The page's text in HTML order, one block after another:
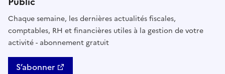
Chaque semaine, les dernières actualités fiscales,
comptables, RH et financières utiles à la gestion de votre
activité - abonnement gratuit
S’abonner